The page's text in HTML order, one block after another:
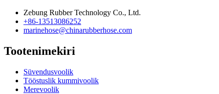
Zebung Rubber Technology Co., Ltd.
+86-13513086252
marinehose@chinarubberhose.com
Tootenimekiri
Süvendusvoolik
Tööstuslik kummivoolik
Merevoolik